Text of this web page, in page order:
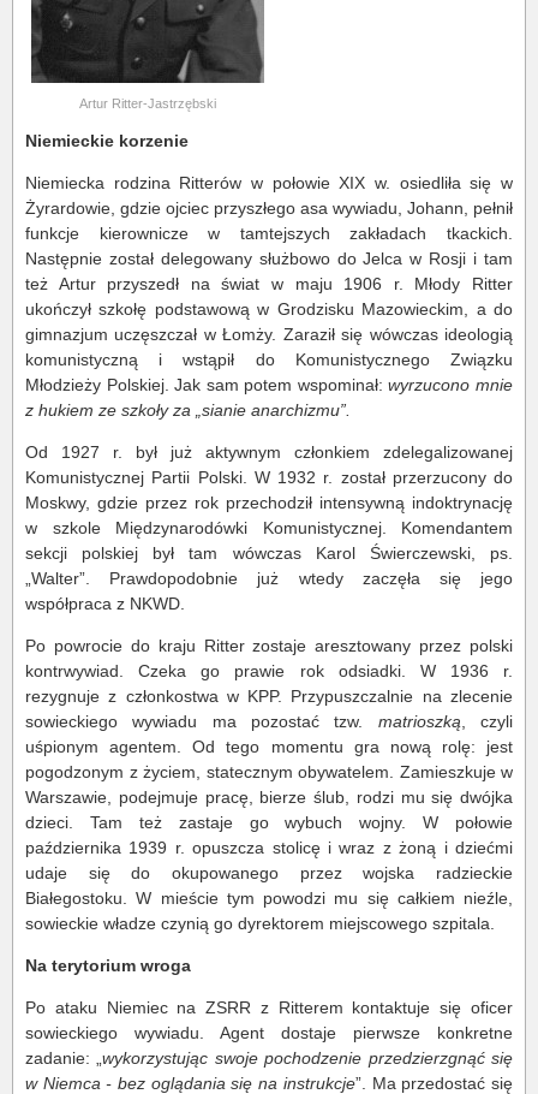
Artur Ritter-Jastrzębski
Niemieckie korzenie
Niemiecka rodzina Ritterów w połowie XIX w. osiedliła się w
Żyrardowie, gdzie ojciec przyszłego asa wywiadu, Johann, pełnił
funkcje kierownicze w tamtejszych zakładach tkackich.
Następnie został delegowany służbowo do Jelca w Rosji i tam
też Artur przyszedł na świat w maju 1906 r. Młody Ritter
ukończył szkołę podstawową w Grodzisku Mazowieckim, a do
gimnazjum uczęszczał w Łomży. Zaraził się wówczas ideologią
komunistyczną i wstąpił do Komunistycznego Związku
Młodzieży Polskiej. Jak sam potem wspominał:wyrzucono mnie
z hukiem ze szkoły za „sianie anarchizmu”.
Od 1927 r. był już aktywnym członkiem zdelegalizowanej
Komunistycznej Partii Polski. W 1932 r. został przerzucony do
Moskwy, gdzie przez rok przechodził intensywną indoktrynację
w szkole Międzynarodówki Komunistycznej. Komendantem
sekcji polskiej był tam wówczas Karol Świerczewski, ps.
„Walter”. Prawdopodobnie już wtedy zaczęła się jego
współpraca z NKWD.
Po powrocie do kraju Ritter zostaje aresztowany przez polski
kontrwywiad. Czeka go prawie rok odsiadki. W 1936 r.
rezygnuje z członkostwa w KPP. Przypuszczalnie na zlecenie
sowieckiego wywiadu ma pozostać tzw. matrioszką , czyli
uśpionym agentem. Od tego momentu gra nową rolę: jest
pogodzonym z życiem, statecznym obywatelem. Zamieszkuje w
Warszawie, podejmuje pracę, bierze ślub, rodzi mu się dwójka
dzieci. Tam też zastaje go wybuch wojny. W połowie
października 1939 r. opuszcza stolicę i wraz z żoną i dziećmi
udaje się do okupowanego przez wojska radzieckie
Białegostoku. W mieście tym powodzi mu się całkiem nieźle,
sowieckie władze czynią go dyrektorem miejscowego szpitala.
Na terytorium wroga
Po ataku Niemiec na ZSRR z Ritterem kontaktuje się oficer
sowieckiego wywiadu. Agent dostaje pierwsze konkretne
zadanie: „wykorzystując swoje pochodzenie przedzierzgnąć się
w Niemca - bez oglądania się na instrukcje”. Ma przedostać się